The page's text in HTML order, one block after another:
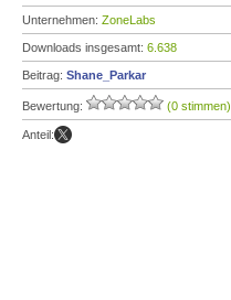
Unternehmen: ZoneLabs
Downloads insgesamt: 6.638
Beitrag: Shane_Parkar
Bewertung: (0 stimmen)
Anteil: